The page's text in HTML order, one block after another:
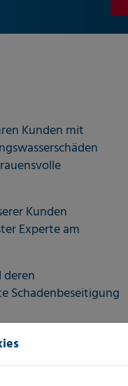
Kunden mit
Kunden
Experte am
Schadenbeseitigung